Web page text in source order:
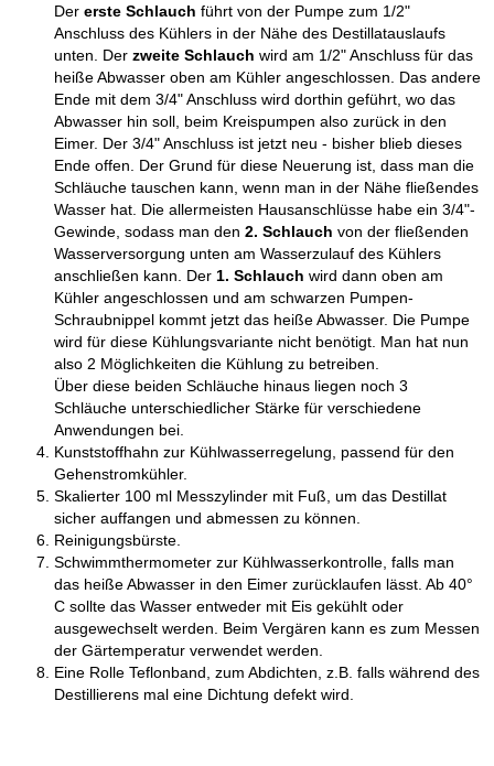
Dererste Schlauch führt von der Pumpe zum 1/2"
Anschluss des Kühlers in der Nähe des Destillatauslaufs
unten. Derzweite Schlauchwird am 1/2" Anschluss für das
heiße Abwasser oben am Kühler angeschlossen. Das andere
Ende mit dem 3/4" Anschluss wird dorthin geführt, wo das
Abwasser hin soll, beim Kreispumpen also zurück in den
Eimer. Der 3/4" Anschluss ist jetzt neu - bisher blieb dieses
Ende offen. Der Grund für diese Neuerung ist, dass man die
Schläuche tauschen kann, wenn man in der Nähe fließendes
Wasser hat. Die allermeisten Hausanschlüsse habe ein 3/4"-
Gewinde, sodass man den2. Schlauch von der fließenden
Wasserversorgung unten am Wasserzulauf des Kühlers
anschließen kann. Der 1. Schlauch wird dann oben am
Kühler angeschlossen und am schwarzen Pumpen-
Schraubnippel kommt jetzt das heiße Abwasser. Die Pumpe
wird für diese Kühlungsvariante nicht benötigt. Man hat nun
also 2 Möglichkeiten die Kühlung zu betreiben.
Über diese beiden Schläuche hinaus liegen noch 3
Schläuche unterschiedlicher Stärke für verschiedene
Anwendungen bei.
Kunststoffhahn zur Kühlwasserregelung, passend für den
Gehenstromkühler.
Skalierter 100 ml Messzylinder mit Fuß, um das Destillat
sicher auffangen und abmessen zu können.
Reinigungsbürste.
Schwimmthermometer zur Kühlwasserkontrolle, falls man
das heiße Abwasser in den Eimer zurücklaufen lässt. Ab 40°
C sollte das Wasser entweder mit Eis gekühlt oder
ausgewechselt werden. Beim Vergären kann es zum Messen
der Gärtemperatur verwendet werden.
Eine Rolle Teflonband, zum Abdichten, z.B. falls während des
Destillierens mal eine Dichtung defekt wird.